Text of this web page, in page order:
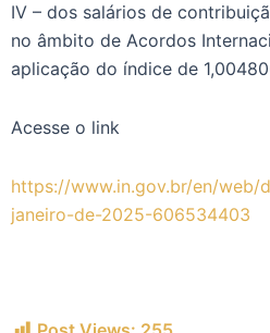
IV – dos salários de
no âmbito de Acordos
aplicação do índice de
Acesse o link
https://www.in.gov.br/en/
janeiro-de-2025-606534403